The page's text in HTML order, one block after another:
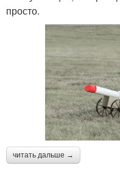
просто.
читать дальше →